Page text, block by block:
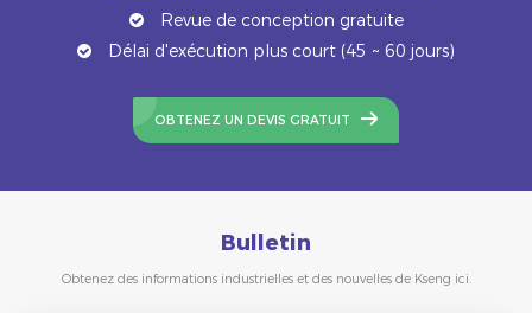
Revue de conception gratuite
Délai d'exécution plus court (45 ~ 60 jours)
OBTENEZ UN DEVIS GRATUIT
Bulletin
Obtenez des informations industrielles et des nouvelles de Kseng ici.